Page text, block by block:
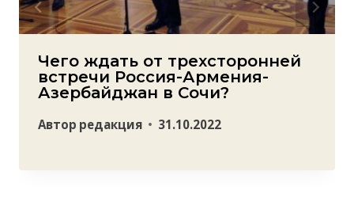
Чего ждать от трехсторонней
встречи Россия-Армения-
Азербайджан в Сочи?
Автор редакция 31.10.2022